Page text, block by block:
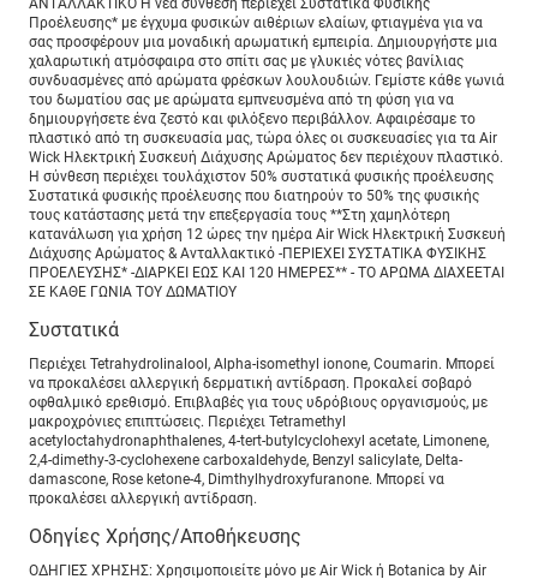
ΑΝΤΑΛΛΑΚΤΙΚΟ Η νέα σύνθεση περιέχει Συστατικά Φυσικής
Προέλευσης* με έγχυμα φυσικών αιθέριων ελαίων, φτιαγμένα για να
σας προσφέρουν μια μοναδική αρωματική εμπειρία. Δημιουργήστε μια
χαλαρωτική ατμόσφαιρα στο σπίτι σας με γλυκιές νότες βανίλιας
συνδυασμένες από αρώματα φρέσκων λουλουδιών. Γεμίστε κάθε γωνιά
του δωματίου σας με αρώματα εμπνευσμένα από τη φύση για να
δημιουργήσετε ένα ζεστό και φιλόξενο περιβάλλον. Αφαιρέσαμε το
πλαστικό από τη συσκευασία μας, τώρα όλες οι συσκευασίες για τα Air
Wick Ηλεκτρική Συσκευή Διάχυσης Αρώματος δεν περιέχουν πλαστικό.
Η σύνθεση περιέχει τουλάχιστον 50% συστατικά φυσικής προέλευσης
Συστατικά φυσικής προέλευσης που διατηρούν το 50% της φυσικής
τους κατάστασης μετά την επεξεργασία τους **Στη χαμηλότερη
κατανάλωση για χρήση 12 ώρες την ημέρα Air Wick Ηλεκτρική Συσκευή
∆ιάχυσης Αρώματος & Ανταλλακτικό -ΠΕΡΙΕΧΕΙ ΣΥΣΤΑΤΙΚΑ ΦΥΣΙΚΗΣ
ΠΡΟΕΛΕΥΣΗΣ* -ΔΙΑΡΚΕΙ ΕΩΣ ΚΑΙ 120 ΗΜΕΡΕΣ** - ΤΟ ΑΡΩΜΑ ΔΙΑΧΕΕΤΑΙ
ΣΕ ΚΑΘΕ ΓΩΝΙΑ ΤΟΥ ΔΩΜΑΤΙΟΥ
Συστατικά
Περιέχει Tetrahydrolinalool, Alpha-isomethyl ionone, Coumarin. Μπορεί
να προκαλέσει αλλεργική δερματική αντίδραση. Προκαλεί σοβαρό
οφθαλμικό ερεθισμό. Επιβλαβές για τους υδρόβιους οργανισμούς, με
μακροχρόνιες επιπτώσεις. Περιέχει Tetramethyl
acetyloctahydronaphthalenes, 4-tert-butylcyclohexyl acetate, Limonene,
2,4-dimethy-3-cyclohexene carboxaldehyde, Benzyl salicylate, Delta-
damascone, Rose ketone-4, Dimthylhydroxyfuranone. Μπορεί να
προκαλέσει αλλεργική αντίδραση.
Οδηγίες Χρήσης/Αποθήκευσης
Ο∆ΗΓΙΕΣ ΧΡΗΣΗΣ: Χρησιμοποιείτε μόνο με Air Wick ή Botanica by Air